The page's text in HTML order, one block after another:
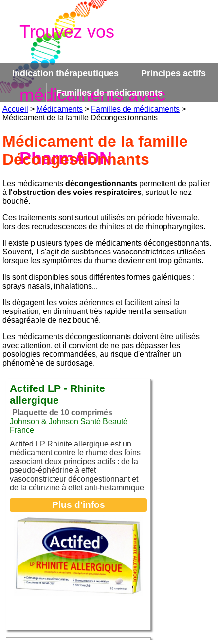
Trouvez vos
médicaments avec
PharmADN
Indication thérapeutiques
Principes actifs
Familles de médicaments
Accueil > Médicaments > Familles de médicaments >
Médicament de la famille Décongestionnants
Médicament de la famille
Décongestionnants
Les médicaments décongestionnants permettent de pallier
à l'obstruction des voies respiratoires, surtout le nez
bouché.
Ces traitements sont surtout utilisés en période hivernale,
lors des recrudescences de rhinites et de rhinopharyngites.
Il existe plusieurs types de médicaments décongestionnants.
Souvent, il s'agit de susbtances vasoconstrictrices utilisées
lorsque les symptômes du rhume deviennent trop gênants.
Ils sont disponibles sous différentes formes galéniques :
sprays nasals, inhalations...
Ils dégagent les voies aériennes et facilitent ainsi la
respiration, en diminuant très rapidement la sensation
désagréable de nez bouché.
Les médicaments décongestionnants doivent être utilisés
avec attention, et il convient de ne pas dépasser les
posologies recommandées, au risque d'entraîner un
phénomène de surdosage.
Actifed LP - Rhinite
allergique
Plaquette de 10 comprimés
Johnson & Johnson Santé Beauté
France
Actifed LP Rhinite allergique est un
médicament contre le rhume des foins
associant deux principes actifs : de la
pseudo-éphédrine à effet
vasoconstricteur décongestionnant et
de la cétirizine à effet anti-histaminique.
Plus d'infos